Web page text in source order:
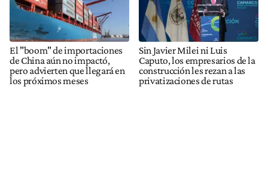
El "boom" de importaciones
de China aún no impactó,
pero advierten que llegará en
los próximos meses
Sin Javier Milei ni Luis
Caputo, los empresarios de la
construcción les rezan a las
privatizaciones de rutas